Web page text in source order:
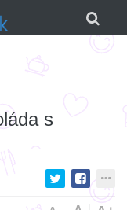
s